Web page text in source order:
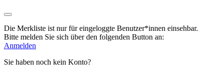
Die Merkliste ist nur für eingeloggte Benutzer*innen einsehbar.
Bitte melden Sie sich über den folgenden Button an:
Anmelden
Sie haben noch kein Konto?